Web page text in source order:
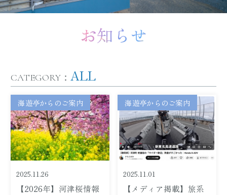
お知らせ
CATEGORY： ALL
海遊亭からのご案内
2025.11.26
【2026年】河津桜情報
海遊亭からのご案内
2025.11.01
【メディア掲載】旅系